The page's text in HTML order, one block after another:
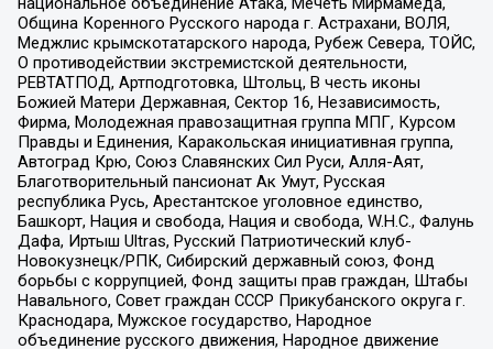
Община Коренного Русского народа г. Астрахани, ВОЛЯ,
Меджлис крымскотатарского народа, Рубеж Севера, ТОЙС,
О противодействии экстремистской деятельности,
РЕВТАТПОД, Артподготовка, Штольц, В честь иконы
Божией Матери Державная, Сектор 16, Независимость,
Фирма, Молодежная правозащитная группа МПГ, Курсом
Правды и Единения, Каракольская инициативная группа,
Автоград Крю, Союз Славянских Сил Руси, Алля-Аят,
Благотворительный пансионат Ак Умут, Русская
республика Русь, Арестантское уголовное единство,
Башкорт, Нация и свобода, Нация и свобода, W.H.С., Фалунь
Дафа, Иртыш Ultras, Русский Патриотический клуб-
Новокузнецк/РПК, Сибирский державный союз, Фонд
борьбы с коррупцией, Фонд защиты прав граждан, Штабы
Навального, Совет граждан СССР Прикубанского округа г.
Краснодара, Мужское государство, Народное
объединение русского движения, Народное движение